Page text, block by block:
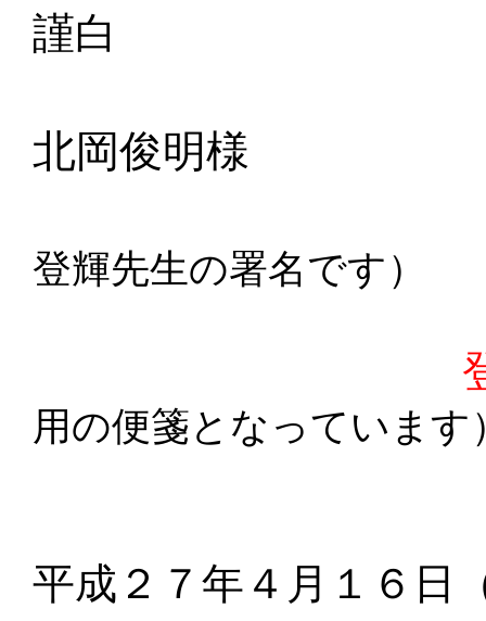
謹白
北岡俊明様
登輝先生の署名です）
用の便箋となって
平成２７年４月１６日